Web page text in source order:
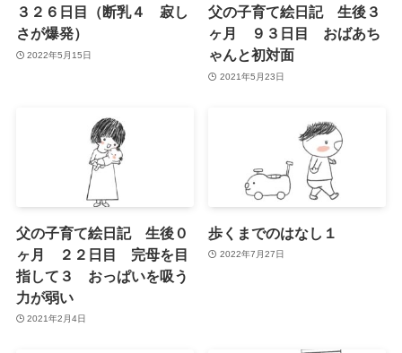
３２６日目（断乳４ 寂し
さが爆発）
2022年5月15日
父の子育て絵日記 生後３
ヶ月 ９３日目 おばあち
ゃんと初対面
2021年5月23日
父の子育て絵日記 生後０
ヶ月 ２２日目 完母を目
指して３ おっぱいを吸う
力が弱い
2021年2月4日
歩くまでのはなし１
2022年7月27日